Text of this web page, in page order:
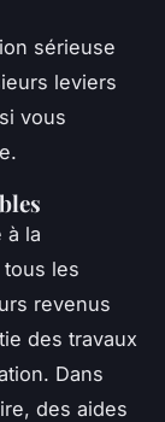
sérieuse
leviers
vous
à la
les
revenus
des travaux
Dans
des aides